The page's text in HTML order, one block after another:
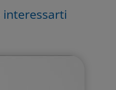
interessarti